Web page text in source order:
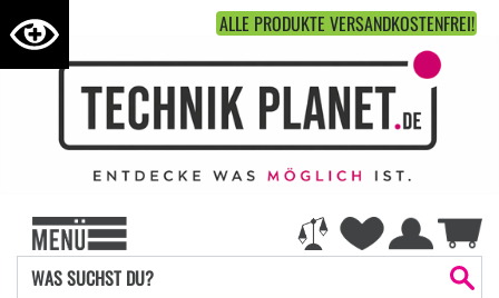
ALLE PRODUKTE VERSANDKOSTENFREI!